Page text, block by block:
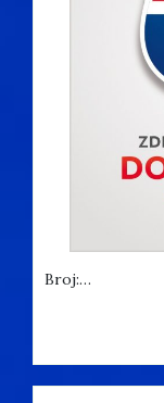
Broj:…